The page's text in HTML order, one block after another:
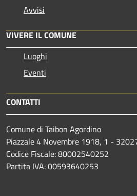
Avvisi
VIVERE IL COMUNE
Luoghi
Eventi
CONTATTI
Comune di Taibon Agordino
Piazzale 4 Novembre 1918, 1 -
Codice Fiscale: 80002540252
Partita IVA: 00593640253